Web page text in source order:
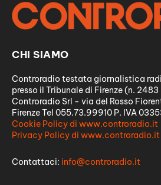
CHI SIAMO
Controradio testata giornalistica
presso il Tribunale di Firenze (n.
Controradio Srl - via del Rosso
Firenze Tel 055.73.99910 P. IVA
Cookie Policy di www.controradio.it
Privacy Policy di www.controradio.it
Contattaci: info@controradio.it